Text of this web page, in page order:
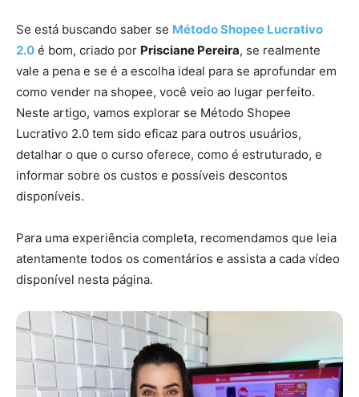
Se está buscando saber se Método Shopee Lucrativo
2.0 é bom, criado por Prisciane Pereira, se realmente
vale a pena e se é a escolha ideal para se aprofundar em
como vender na shopee, você veio ao lugar perfeito.
Neste artigo, vamos explorar se Método Shopee
Lucrativo 2.0 tem sido eficaz para outros usuários,
detalhar o que o curso oferece, como é estruturado, e
informar sobre os custos e possíveis descontos
disponíveis.
Para uma experiência completa, recomendamos que leia
atentamente todos os comentários e assista a cada vídeo
disponível nesta página.